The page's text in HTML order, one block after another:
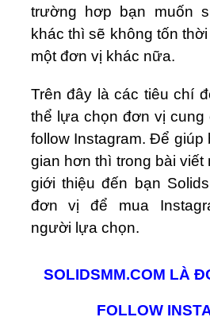
trường hơp bạn muốn
khác thì sẽ không tốn
một đơn vị khác nữa.
Trên đây là các tiêu chí
thể lựa chọn đơn vị cung
follow Instagram. Để giúp
gian hơn thì trong bài viết
giới thiệu đến bạn
đơn vị để mua
người lựa chọn.
SOLIDSMM.COM LÀ
FOLLOW